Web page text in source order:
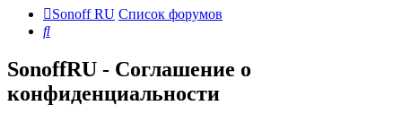
Sonoff RU Список форумов
Поиск
SonoffRU - Соглашение о
конфиденциальности